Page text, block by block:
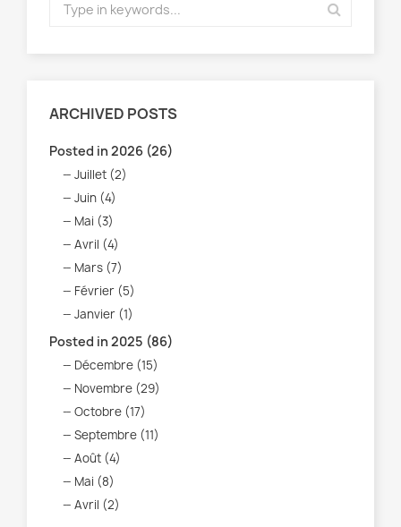
ARCHIVED POSTS
Posted in 2026 (26)
Juillet (2)
Juin (4)
Mai (3)
Avril (4)
Mars (7)
Février (5)
Janvier (1)
Posted in 2025 (86)
Décembre (15)
Novembre (29)
Octobre (17)
Septembre (11)
Août (4)
Mai (8)
Avril (2)